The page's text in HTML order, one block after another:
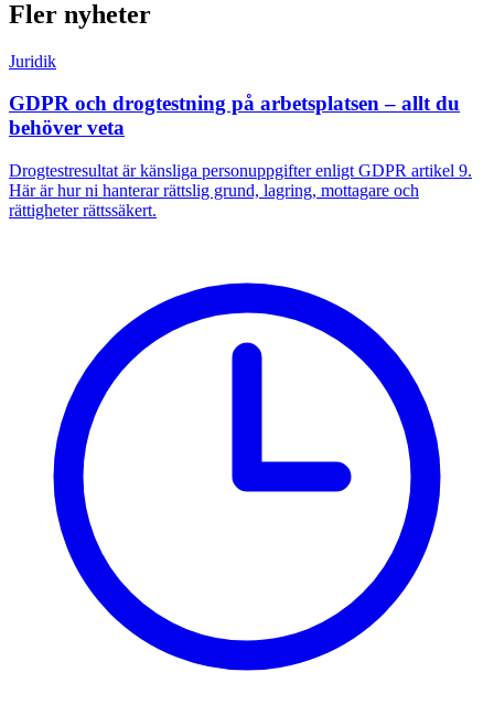
Fler nyheter
Juridik
GDPR och drogtestning på arbetsplatsen – allt du
behöver veta
Drogtestresultat är känsliga personuppgifter enligt GDPR artikel 9.
Här är hur ni hanterar rättslig grund, lagring, mottagare och
rättigheter rättssäkert.